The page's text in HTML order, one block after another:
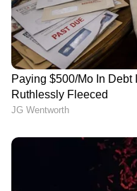
DOWNLOAD APP
ഏഷ്യാനെറ്റ്
Gulf News in